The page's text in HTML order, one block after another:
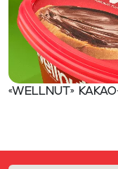
«WELLNUT»